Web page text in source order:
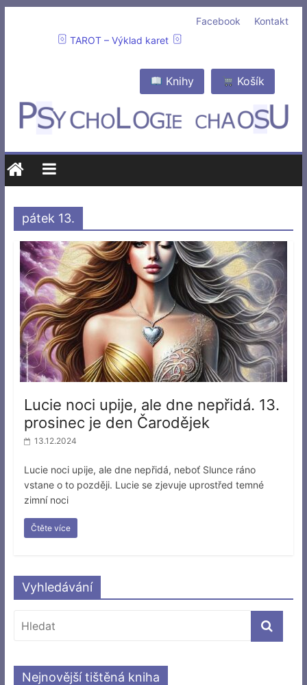
Kontakt
Facebook
TAROT – Výklad karet
Košík
Knihy
pátek 13.
Lucie noci upije, ale dne nepřidá. 13.
prosinec je den Čarodějek
13.12.2024
Lucie noci upije, ale dne nepřidá, neboť Slunce ráno
vstane o to později. Lucie se zjevuje uprostřed temné
zimní noci
Čtěte více
Vyhledávání
Nejnovější tištěná kniha